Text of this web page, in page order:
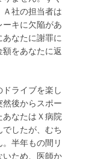
社の担当者は
キに欠陥があ
なたに謝罪に
をあなたに返
ライブを楽し
然後からスポー
なたはＸ病院
したが、むち
半年もの間リ
いため、医師か